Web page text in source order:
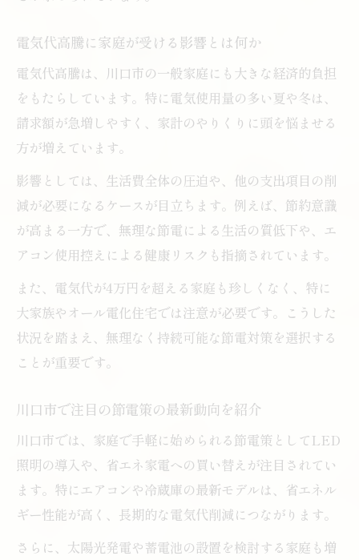
省エネと電気代高騰対策の最新アイデア
電気代高騰時代を生き抜く家庭の知恵とは
電気代高騰に強い家庭の知恵を紹介します
家族で取り組む電気代高騰対策の工夫例
電気代高騰に負けない生活スタイル作り
家庭内でできる電気代高騰対策の実践例
電気代高騰に備えるための意識改革とは
最新情報を押さえて節約を最大化する方法
電気代高騰の最新情報を活用した節約術
電気代高騰時代の情報収集と節約戦略
最新の電気代高騰対策で支出を抑えよう
節約を最大化するための電気代高騰対策
電気代高騰に家庭が受ける影響とは何か
電気代高騰は、川口市の一般家庭にも大きな経済的負担
をもたらしています。特に電気使用量の多い夏や冬は、
請求額が急増しやすく、家計のやりくりに頭を悩ませる
方が増えています。
影響としては、生活費全体の圧迫や、他の支出項目の削
減が必要になるケースが目立ちます。例えば、節約意識
が高まる一方で、無理な節電による生活の質低下や、エ
アコン使用控えによる健康リスクも指摘されています。
また、電気代が4万円を超える家庭も珍しくなく、特に
大家族やオール電化住宅では注意が必要です。こうした
状況を踏まえ、無理なく持続可能な節電対策を選択する
ことが重要です。
川口市で注目の節電策の最新動向を紹介
川口市では、家庭で手軽に始められる節電策としてLED
照明の導入や、省エネ家電への買い替えが注目されてい
ます。特にエアコンや冷蔵庫の最新モデルは、省エネル
ギー性能が高く、長期的な電気代削減につながります。
さらに、太陽光発電や蓄電池の設置を検討する家庭も増